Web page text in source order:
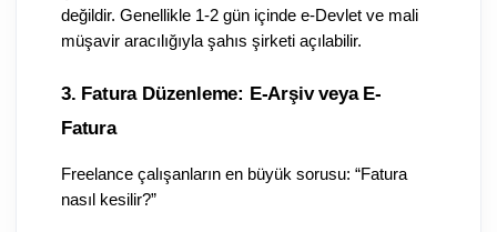
değildir. Genellikle 1-2 gün içinde e-Devlet ve mali
müşavir aracılığıyla şahıs şirketi açılabilir.
3. Fatura Düzenleme: E-Arşiv veya E-
Fatura
Freelance çalışanların en büyük sorusu: “Fatura
nasıl kesilir?”